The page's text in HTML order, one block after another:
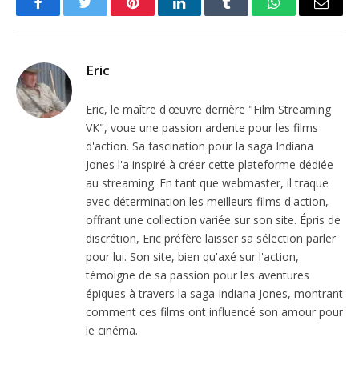
FacebookTwitter PinterestLinkedInTumblr WhatsAppEmail
Eric
Eric, le maître d'œuvre derrière "Film Streaming
VK", voue une passion ardente pour les films
d'action. Sa fascination pour la saga Indiana
Jones l'a inspiré à créer cette plateforme dédiée
au streaming. En tant que webmaster, il traque
avec détermination les meilleurs films d'action,
offrant une collection variée sur son site. Épris de
discrétion, Eric préfère laisser sa sélection parler
pour lui. Son site, bien qu'axé sur l'action,
témoigne de sa passion pour les aventures
épiques à travers la saga Indiana Jones, montrant
comment ces films ont influencé son amour pour
le cinéma.